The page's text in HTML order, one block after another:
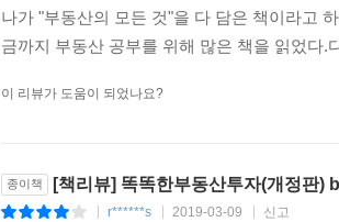
나가 "부동산의 모든 것"을 다 담은 책이라고
금까지 부동산 공부를 위해 많은 책을 읽었다
이 리뷰가 도움이 되었나요?
종이책 [책리뷰] 똑똑한부동산투자(개정판)
r******s 2019-03-09 신고